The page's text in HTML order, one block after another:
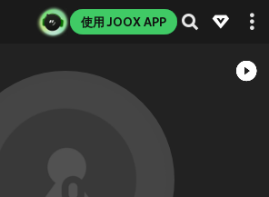
使用 JOOX APP